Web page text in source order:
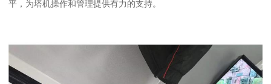
平，为塔机操作和管理提供有力的支持。